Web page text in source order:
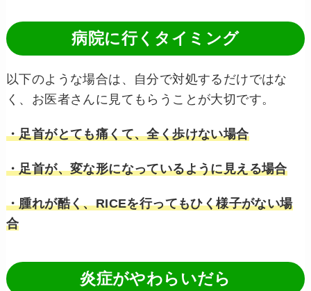
病院に行くタイミング
以下のような場合は、自分で対処するだけではな
く、お医者さんに見てもらうことが大切です。
・足首がとても痛くて、全く歩けない場合
・足首が、変な形になっているように見える場合
・腫れが酷く、RICEを行ってもひく様子がない場
合
炎症がやわらいだら